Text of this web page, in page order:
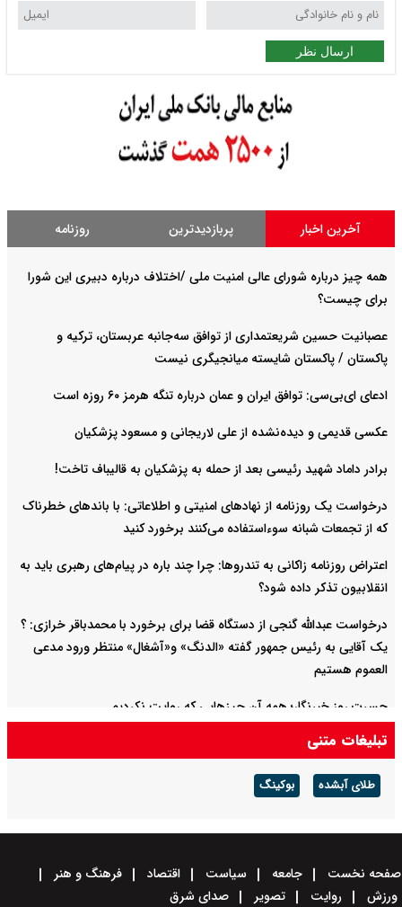
ارسال نظر
آخرین اخبار پربازدیدترین روزنامه
همه چیز درباره شورای عالی امنیت ملی /اختلاف درباره دبیری این شورا
برای چیست؟
عصبانیت حسین شریعتمداری از توافق سه‌جانبه عربستان، ترکیه و
پاکستان / پاکستان شایسته میانجیگری نیست
ادعای ای‌بی‌سی: توافق ایران و عمان درباره تنگه هرمز ۶۰ روزه است
عکسی قدیمی و دیده‌نشده از علی لاریجانی و مسعود پزشکیان
برادر داماد شهید رئیسی بعد از حمله به پزشکیان به قالیباف تاخت!
درخواست یک روزنامه از نهادهای امنیتی و اطلاعاتی: با باند‌های خطرناک
که از تجمعات شبانه سوءاستفاده می‌کنند برخورد کنید
اعتراض روزنامه زاکانی به تندروها‌: چرا چند باره در پیام‌های رهبری باید به
انقلابیون تذکر داده شود؟
درخواست عبدالله گنجی از دستگاه قضا برای برخورد با محمدباقر خرازی: ؟
یک آقایی به رئیس جمهور گفته «الدنگ» و«آشغال» منتظر ورود مدعی
العموم هستیم
حسرت روز خبرنگار؛ همه آن چیزهایی که روایت نکردیم
از ادعای کذب تا دعوت به سرنگونی دولت
تبلیغات متنی
طلای آبشده بوکینگ
صفحه نخست جامعه سیاست اقتصاد
فرهنگ و هنر
ورزش
روایت تصویر صدای شرق